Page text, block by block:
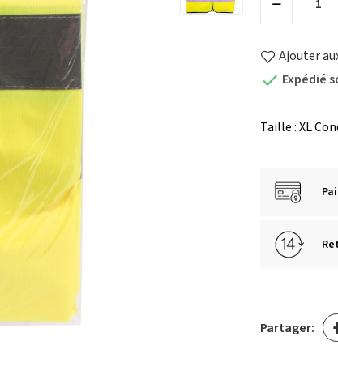
Ajouter
 Expédié
Taille : XL
Partager: